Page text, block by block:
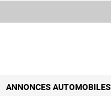
ANNONCES AUTOMOBILES